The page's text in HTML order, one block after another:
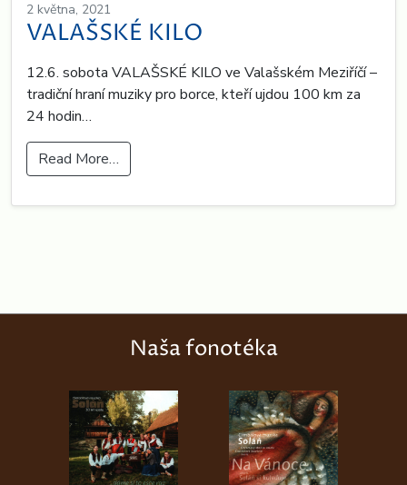
2 května, 2021
VALAŠSKÉ KILO
12.6. sobota VALAŠSKÉ KILO ve Valašském Meziříčí –
tradiční hraní muziky pro borce, kteří ujdou 100 km za
24 hodin…
Read More…
Naša fonotéka